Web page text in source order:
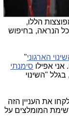
הללו,
הנראה, בחיפוש
הארגוני"
סימנתי
, בגלל "השינוי
את העניין הזה
המומלצים על